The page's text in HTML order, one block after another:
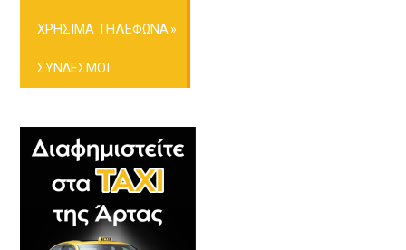
ΧΡΗΣΙΜΑ ΤΗΛΕΦΩΝΑ
ΣΥΝΔΕΣΜΟΙ